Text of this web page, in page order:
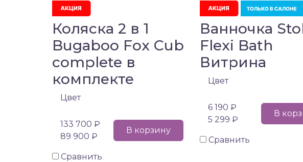
Коляска 2 в 1
Bugaboo Fox Cub
complete в
комплекте
Цвет
133 700 ₽
89 900 ₽
В корзину
Сравнить
Ванночка
Flexi Bath
Витрина
Цвет
6 190 ₽
5 299 ₽
В
Сравнить